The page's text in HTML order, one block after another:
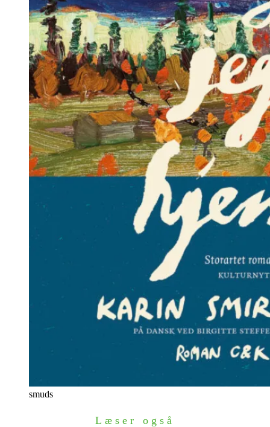
smuds
Læser også